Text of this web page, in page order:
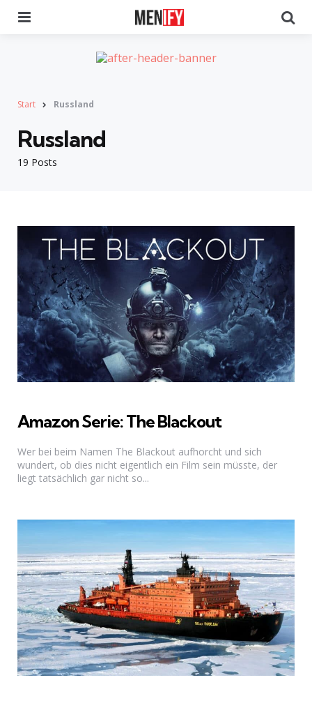
Start Russland
19 Posts
Russland
Amazon Serie: The Blackout
Wer bei beim Namen The Blackout aufhorcht und sich
wundert, ob dies nicht eigentlich ein Film sein müsste, der
liegt tatsächlich gar nicht so...